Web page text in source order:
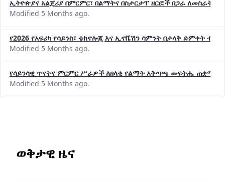
ኢትዮጵያና አልጄሪያ በምርምር፣ በልማትና በስታርታፕ ዘርፎች በጋራ ለመስራት
Modified 5 Months ago.
የ2026 የአፍሪካ የሳይንስ፣ ቴክኖሎጂ እና ኢኖቬሽን ሳምንት በታላቅ ድምቀት
Modified 5 Months ago.
የሳይንሳዊ ጥናትና ምርምር ሥራዎች ለዘላቂ የልማት አቅጣጫ መፍትሔ ጠቋሚ
Modified 5 Months ago.
ወቅታዊ ዜና